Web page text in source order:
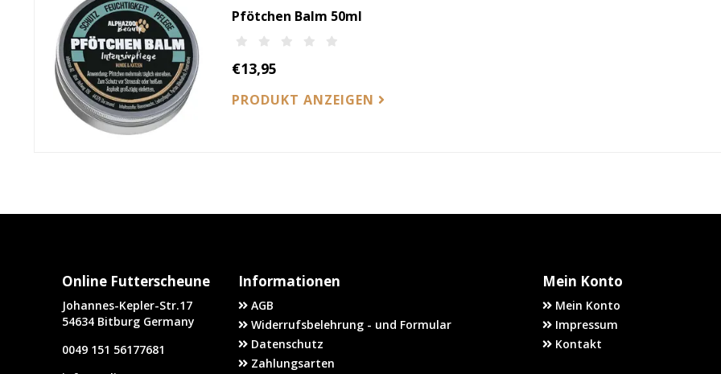
Pfötchen Balm 50ml
€13,95
PRODUKT ANZEIGEN
Online Futterscheune
Johannes-Kepler-Str.17
54634 Bitburg Germany
0049 151 56177681
Informationen
AGB
Widerrufsbelehrung - und Formular
Datenschutz
Zahlungsarten
Mein Konto
Mein Konto
Impressum
Kontakt